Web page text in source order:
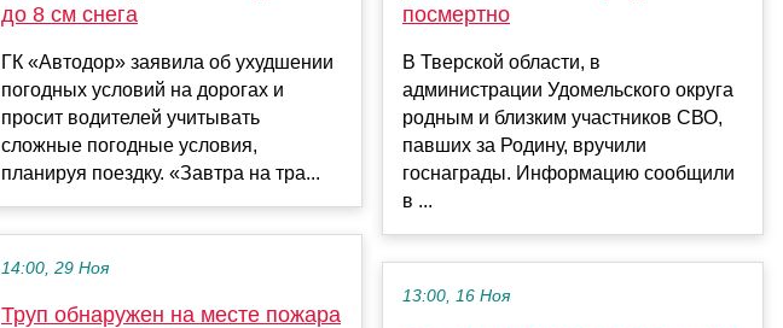
до 8 см снега
ГК «Автодор» заявила об ухудшении
погодных условий на дорогах и
просит водителей учитывать
сложные погодные условия,
планируя поездку. «Завтра на тра...
14:00, 29 Ноя
Труп обнаружен на месте пожара
посмертно
В Тверской области, в
администрации Удомельского округа
родным и близким участников СВО,
павших за Родину, вручили
госнаграды. Информацию сообщили
в ...
13:00, 16 Ноя